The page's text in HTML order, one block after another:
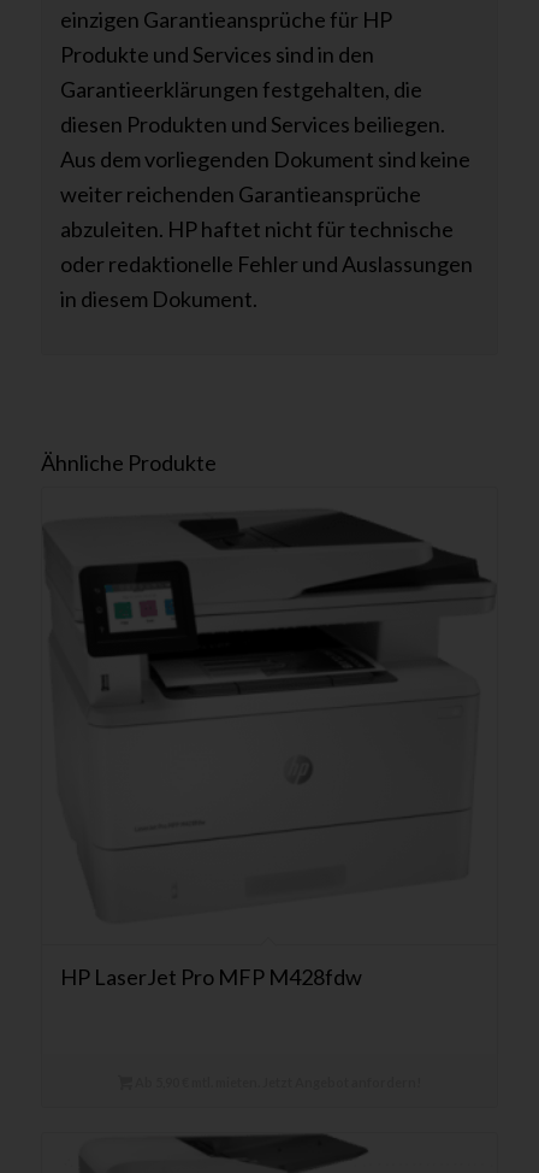
einzigen Garantieansprüche für HP
Produkte und Services sind in den
Garantieerklärungen festgehalten, die
diesen Produkten und Services beiliegen.
Aus dem vorliegenden Dokument sind keine
weiter reichenden Garantieansprüche
abzuleiten. HP haftet nicht für technische
oder redaktionelle Fehler und Auslassungen
in diesem Dokument.
Ähnliche Produkte
HP LaserJet Pro MFP M428fdw